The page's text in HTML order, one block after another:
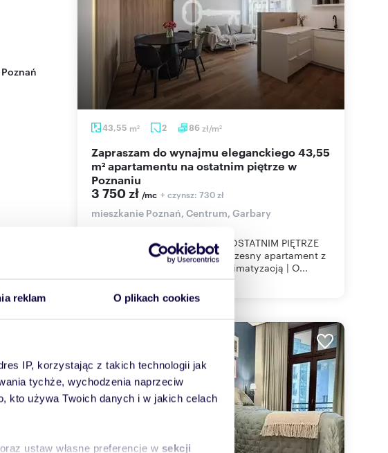
reklam O plikach cookies
IP, korzystając z takich technologii jak
tychże, wychodzenia naprzeciw
kto używa Twoich danych i w jakich celach
ustaw własne preferencje w sekcji
Poznań
43,55 m2 2 86zł/m2
Zapraszam do wynajmu eleganckiego 43,55
m² apartamentu na ostatnim piętrze w
Poznaniu
3 750 zł /mc + czynsz: 730 zł
mieszkanie Poznań, Centrum, Garbary
ELEGANCKI APARTAMENT NA OSTATNIM PIĘTRZE
PRZY PARKU CYTADELANowoczesny apartament z
miejscem w hali garażowej i klimatyzacją | O...